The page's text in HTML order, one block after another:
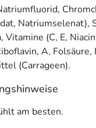
Natriumselenat),
Vitamine (C, E,
A, Folsäure,
(Carrageen).
am besten.